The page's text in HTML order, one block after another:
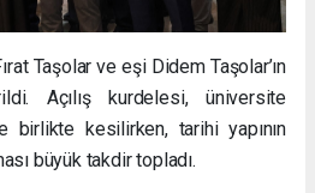
Taşolar ve eşi Didem Taşolar’ın
Açılış kurdelesi, üniversite
birlikte kesilirken, tarihi yapının
büyük takdir topladı.